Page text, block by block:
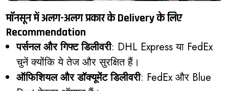
मॉनसून में अलग-अलग प्रकार के Delivery के लिए
Recommendation
पर्सनल और गिफ्ट डिलीवरी: DHL Express या FedEx
चुनें क्योंकि ये तेज और सुरक्षित हैं।
ऑफिशियल और डॉक्यूमेंट डिलीवरी: FedEx और Blue